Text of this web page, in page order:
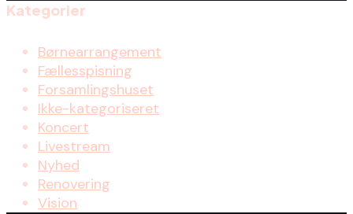
Kategorier
Børnearrangement
Fællesspisning
Forsamlingshuset
Ikke-kategoriseret
Koncert
Livestream
Nyhed
Renovering
Vision